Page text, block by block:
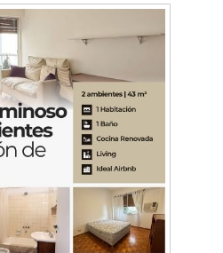
Júpiter: Conocé la historia del
la luna hacia la que viaja
casi cuatro décadas de
Castelar con una premisa que
inauguró "El Banquito de
ciclo cultural de la Casa
Ferrocarril Sarmiento por